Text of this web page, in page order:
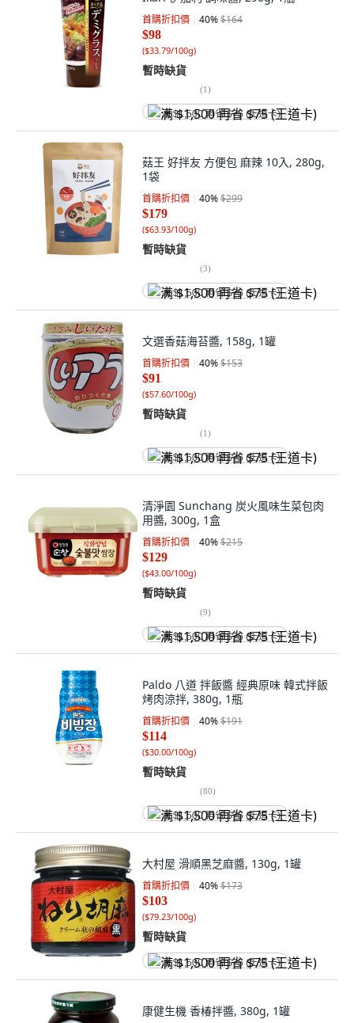
首購折扣價 40%$164
$98
($33.79/100g)
暫時缺貨
(1)
满 $1,500 再省 $75 (王道卡)
菇王 好拌友 方便包 麻辣 10入, 280g,
1袋
首購折扣價 40%$299
$179
($63.93/100g)
暫時缺貨
(3)
满 $1,500 再省 $75 (王道卡)
文選香菇海苔醬, 158g, 1罐
首購折扣價 40%$153
$91
($57.60/100g)
暫時缺貨
(1)
满 $1,500 再省 $75 (王道卡)
清淨園 Sunchang 炭火風味生菜包肉
用醬, 300g, 1盒
首購折扣價 40%$215
$129
($43.00/100g)
暫時缺貨
(9)
满 $1,500 再省 $75 (王道卡)
Paldo 八道 拌飯醬 經典原味 韓式拌飯
烤肉涼拌, 380g, 1瓶
首購折扣價 40%$191
$114
($30.00/100g)
暫時缺貨
(80)
满 $1,500 再省 $75 (王道卡)
大村屋 滑順黑芝麻醬, 130g, 1罐
首購折扣價 40%$173
$103
($79.23/100g)
暫時缺貨
满 $1,500 再省 $75 (王道卡)
康健生機 香椿拌醬, 380g, 1罐